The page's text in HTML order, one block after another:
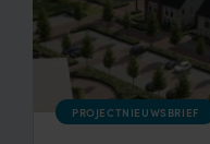
PROJECTNIEUWSBRIEF